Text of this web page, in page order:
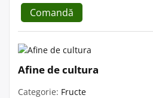
Comandă
Afine de cultura
Categorie: Fructe